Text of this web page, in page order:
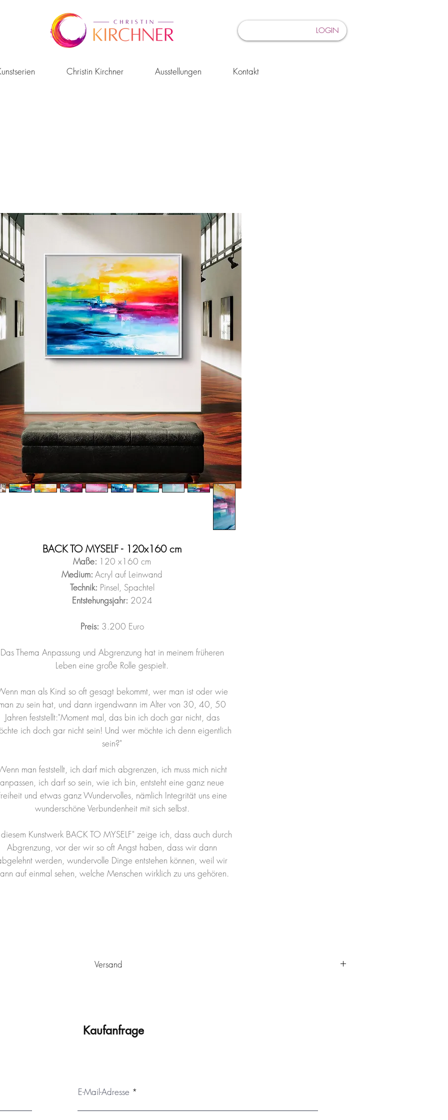
LOGIN
Christin Kirchner Ausstellungen Kontakt
BACK TO MYSELF - 120x160 cm
Maße: 120 x160 cm
Medium: Acryl auf Leinwand
Technik: Pinsel, Spachtel
Entstehungsjahr: 2024
Preis: 3.200 Euro
Das Thema Anpassung und Abgrenzung hat in meinem früheren
Leben eine große Rolle gespielt.
man als Kind so oft gesagt bekommt, wer man ist oder wie
zu sein hat, und dann irgendwann im Alter von 30, 40, 50
Jahren feststellt:"Moment mal, das bin ich doch gar nicht, das
ich doch gar nicht sein! Und wer möchte ich denn eigentlich
sein?"
man feststellt, ich darf mich abgrenzen, ich muss mich nicht
anpassen, ich darf so sein, wie ich bin, entsteht eine ganz neue
und etwas ganz Wundervolles, nämlich Integrität uns eine
wunderschöne Verbundenheit mit sich selbst.
Kunstwerk BACK TO MYSELF" zeige ich, dass auch durch
Abgrenzung, vor der wir so oft Angst haben, dass wir dann
werden, wundervolle Dinge entstehen können, weil wir
auf einmal sehen, welche Menschen wirklich zu uns gehören.
Versand
Kaufanfrage
E-Mail-Adresse